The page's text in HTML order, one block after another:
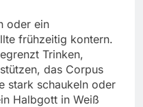
oder ein
frühzeitig kontern.
Trinken,
das Corpus
stark schaukeln oder
Halbgott in Weiß